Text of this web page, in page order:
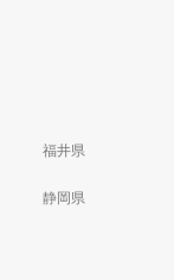
福井県
静岡県